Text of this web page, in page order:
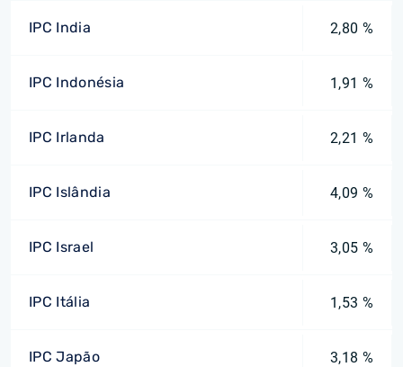
IPC India 2,80 %
IPC Indonésia 1,91 %
IPC Irlanda 2,21 %
IPC Islândia 4,09 %
IPC Israel 3,05 %
IPC Itália 1,53 %
IPC Japão 3,18 %